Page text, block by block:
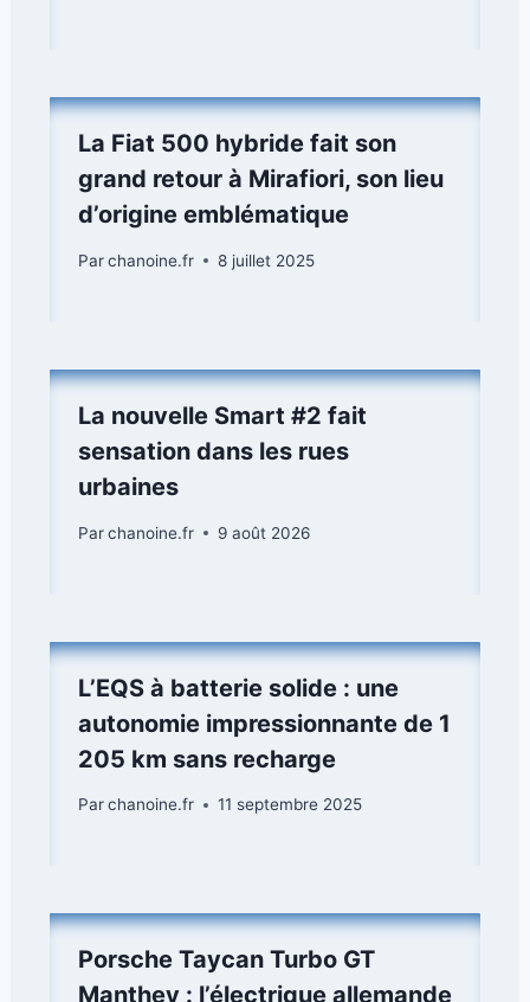
La Fiat 500 hybride fait son
grand retour à Mirafiori, son lieu
d’origine emblématique
Parchanoine.fr 8 juillet 2025
La nouvelle Smart #2 fait
sensation dans les rues
urbaines
Parchanoine.fr 9 août 2026
L’EQS à batterie solide : une
autonomie impressionnante de 1
205 km sans recharge
Parchanoine.fr 11 septembre 2025
Porsche Taycan Turbo GT
Manthey : l’électrique allemande